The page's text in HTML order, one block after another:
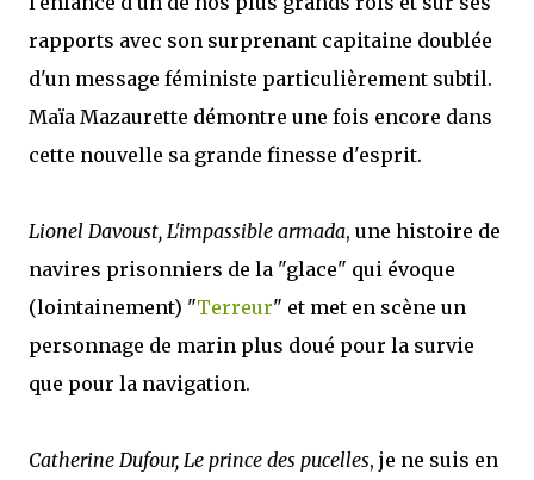
rapports avec son surprenant capitaine doublée
d'un message féministe particulièrement subtil.
Maïa Mazaurette démontre une fois encore dans
cette nouvelle sa grande finesse d'esprit.
Lionel Davoust, L'impassible armada, une histoire de
navires prisonniers de la "glace" qui évoque
(lointainement) "Terreur" et met en scène un
personnage de marin plus doué pour la survie
que pour la navigation.
Catherine Dufour, Le prince des pucelles, je ne suis en